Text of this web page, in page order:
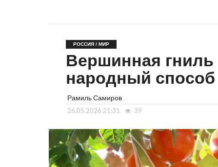
РОССИЯ / МИР
Вершинная
народный
Рамиль Самиров
26.05.2026 21:31 39